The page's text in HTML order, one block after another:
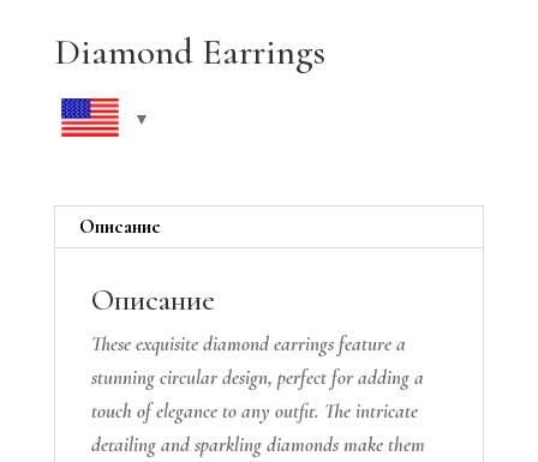
Diamond Earrings
Описание
Описание
These exquisite diamond earrings feature a
stunning circular design, perfect for adding a
touch of elegance to any outfit. The intricate
detailing and sparkling diamonds make them